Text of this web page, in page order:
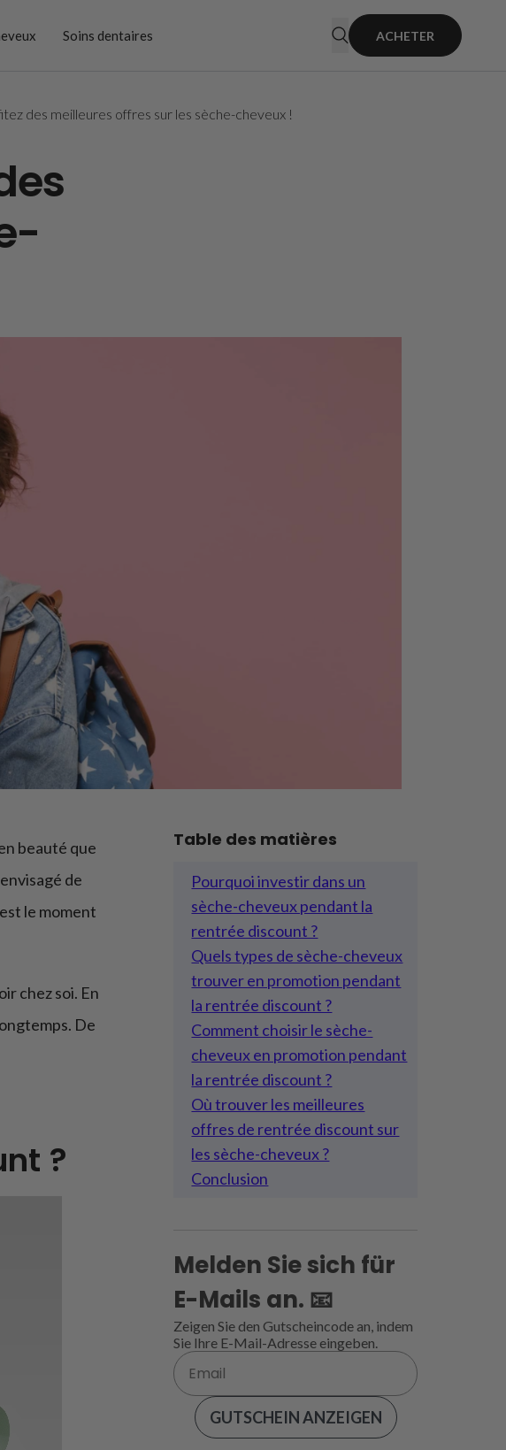
Soins dentaires ACHETER
des meilleures offres sur les sèche-cheveux !
beauté que
de
le moment
chez soi. En
De
?
Table des matières
Pourquoi investir dans un
sèche-cheveux pendant la
rentrée discount ?
Quels types de sèche-cheveux
trouver en promotion pendant
la rentrée discount ?
Comment choisir le sèche-
cheveux en promotion pendant
la rentrée discount ?
Où trouver les meilleures
offres de rentrée discount sur
les sèche-cheveux ?
Conclusion
Melden Sie sich für
E-Mails an. 📧
Zeigen Sie den Gutscheincode an, indem
Sie Ihre E-Mail-Adresse eingeben.
GUTSCHEIN ANZEIGEN